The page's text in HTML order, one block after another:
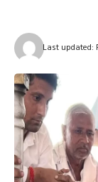
Last updated: